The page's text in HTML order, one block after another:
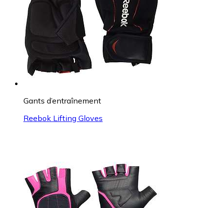
Gants d’entraînement
Reebok Lifting Gloves